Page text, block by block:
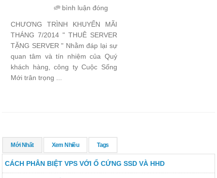
bình luận đóng
CHƯƠNG TRÌNH KHUYẾN MÃI
THÁNG 7/2014 " THUÊ SERVER
TẶNG SERVER " Nhằm đáp lại sự
quan tâm và tín nhiệm của Quý
khách hàng, công ty Cuộc Sống
Mới trân trọng ...
Mới Nhất Xem Nhiều Tags
CÁCH PHÂN BIỆT VPS VỚI Ổ CỨNG SSD VÀ HHD